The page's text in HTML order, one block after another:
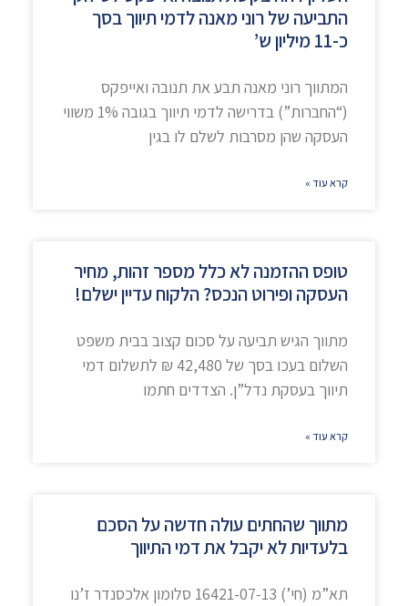
התביעה של רוני מאנה לדמי תיווך בסך
כ-11 מיליון ש’
המתווך רוני מאנה תבע את תנובה ואייפקס
(“החברות”) בדרישה לדמי תיווך בגובה 1% משווי
העסקה שהן מסרבות לשלם לו בגין
קרא עוד »
טופס ההזמנה לא כלל מספר זהות, מחיר
העסקה ופירוט הנכס? הלקוח עדיין ישלם!
מתווך הגיש תביעה על סכום קצוב בבית משפט
השלום בעכו בסך של 42,480 ₪ לתשלום דמי
תיווך בעסקת נדל”ן. הצדדים חתמו
קרא עוד »
מתווך שהחתים עולה חדשה על הסכם
בלעדיות לא יקבל את דמי התיווך
תא”מ (חי’) 16421-07-13 סלומון אלכסנדר ז’נו